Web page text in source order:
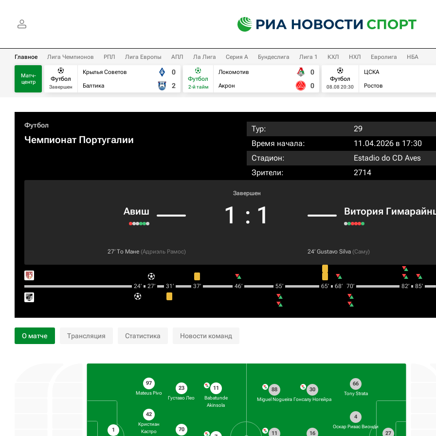
Главное Лига Чемпионов РПЛ Лига Европы АПЛ Ла Лига Серия А Бундеслига Лига 1 КХЛ НХЛ Евролига НБА
Матч-
центр
Футбол
Завершен
Крылья Советов
Балтика
0
2
Футбол
2-й тайм
Локомотив
Акрон
0
0
Футбол
08.08 20:30
ЦСКА
Ростов
Футбол
Чемпионат Португалии
Тур:
29
Время начала:
11.04.2026 в 17:30
Стадион:
Estadio do CD Aves
Зрители:
2714
Авиш
Завершен
1 : 1 Витория
27‎’‎ То Мане (Адриэль Рамос) 24‎’‎ Gustavo Silva (Саму)
24‎’‎ 27‎’‎ 31‎’‎ 37‎’‎ 46‎’‎ 55‎’‎ 65‎’‎ 68‎’‎ 70‎’‎ 82‎’‎ 85‎’‎
О матче Трансляция Статистика Новости команд
1
97
Mateus Pivo
42
Кристиан
Кастро
23
Густаво Лео
70
11
Babatunde
Akinsola
27
66
Tony Strata
4
Оскар Ривас Вионди
30
Гонсалу Ногейра
16
88
Miguel Nogueira
11